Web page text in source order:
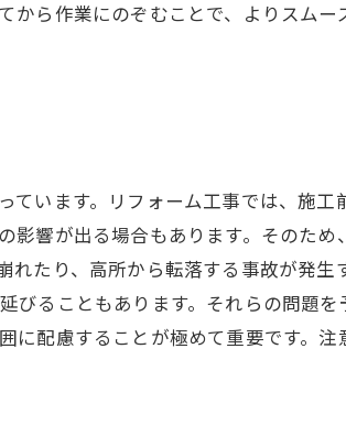
ら作業にのぞむことで、よりスム
います。リフォーム工事では、施工
響が出る場合もあります。そのた
たり、高所から転落する事故が発
ることもあります。それらの問題を
に配慮することが極めて重要です。